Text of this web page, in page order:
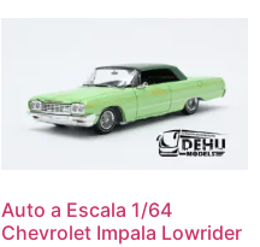
Auto a Escala 1/64
Chevrolet Impala Lowrider